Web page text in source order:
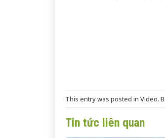
This entry was posted in Video.
Tin tức liên quan